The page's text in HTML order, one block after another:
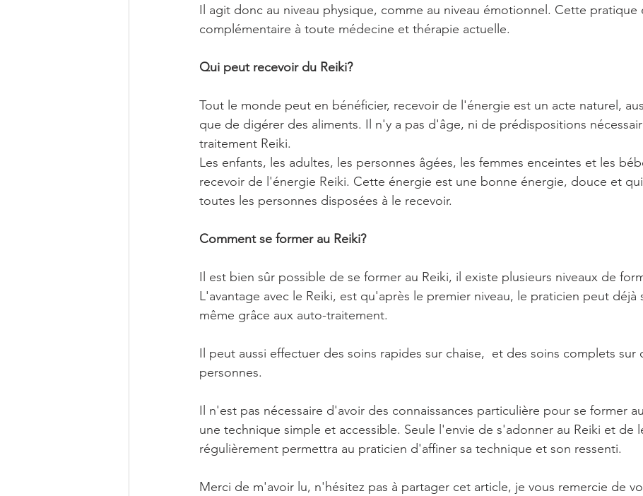
Il agit donc au niveau physique, comme au niveau émotionnel. Cette pratique
complémentaire à toute médecine et thérapie actuelle.
Qui peut recevoir du Reiki?
Tout le monde peut en bénéficier, recevoir de l'énergie est un acte naturel,
que de digérer des aliments. Il n'y a pas d'âge, ni de prédispositions
traitement Reiki.
Les enfants, les adultes, les personnes âgées, les femmes enceintes et les
recevoir de l'énergie Reiki. Cette énergie est une bonne énergie, douce et
toutes les personnes disposées à le recevoir.
Comment se former au Reiki?
Il est bien sûr possible de se former au Reiki, il existe plusieurs niveaux de
L'avantage avec le Reiki, est qu'après le premier niveau, le praticien peut déjà
même grâce aux auto-traitement.
Il peut aussi effectuer des soins rapides sur chaise,  et des soins complets sur
personnes.
Il n'est pas nécessaire d'avoir des connaissances particulière pour se former
une technique simple et accessible. Seule l'envie de s'adonner au Reiki et de
régulièrement permettra au praticien d'affiner sa technique et son ressenti.
Merci de m'avoir lu, n'hésitez pas à partager cet article, je vous remercie de